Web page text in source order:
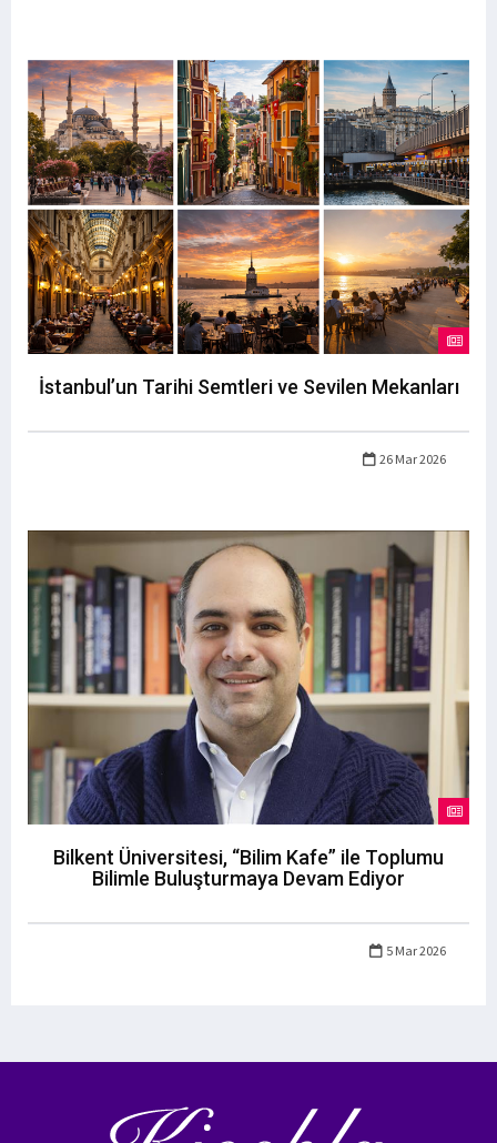
İstanbul’un Tarihi Semtleri ve Sevilen Mekanları
26 Mar 2026
Bilkent Üniversitesi, “Bilim Kafe” ile Toplumu
Bilimle Buluşturmaya Devam Ediyor
5 Mar 2026